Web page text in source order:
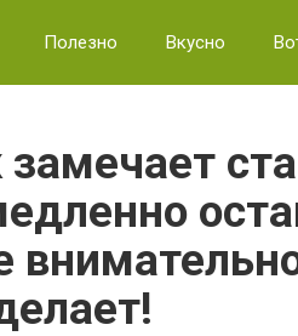
Полезно Вкусно